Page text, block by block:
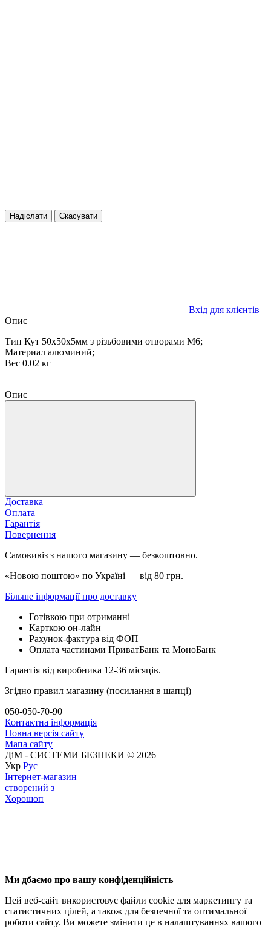
Надіслати Скасувати
Вхід для клієнтів
Опис
Тип Кут 50x50x5мм з різьбовими отворами M6;
Материал алюминий;
Вес 0.02 кг
Опис
Доставка
Оплата
Гарантія
Повернення
Самовивіз з нашого магазину — безкоштовно.
«Новою поштою» по Україні — від 80 грн.
Більше інформації про доставку
Готівкою при отриманні
Карткою он-лайн
Рахунок-фактура від ФОП
Оплата частинами ПриватБанк та МоноБанк
Гарантія від виробника 12-36 місяців.
Згідно правил магазину (посилання в шапці)
050-050-70-90
Контактна інформація
Повна версія сайту
Мапа сайту
ДіМ - СИСТЕМИ БЕЗПЕКИ © 2026
Укр Рус
Інтернет-магазин
створений з
Хорошоп
Ми дбаємо про вашу конфіденційність
Цей веб-сайт використовує файли cookie для маркетингу та
статистичних цілей, а також для безпечної та оптимальної
роботи сайту. Ви можете змінити це в налаштуваннях вашого